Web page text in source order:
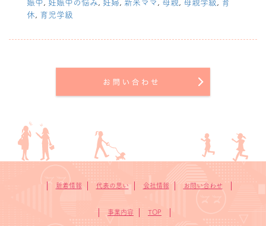
娠中 , 妊娠中の悩み , 妊婦 , 新米ママ , 母親, 母親学級 , 育
休 , 育児学級
新着情報 代表の思い 会社情報 お問い合わせ
事業内容 TOP